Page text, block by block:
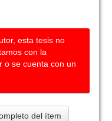
esta tesis no
con la
o se cuenta con un
del ítem